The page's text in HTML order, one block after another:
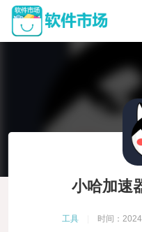
小哈加速
工具 时间：